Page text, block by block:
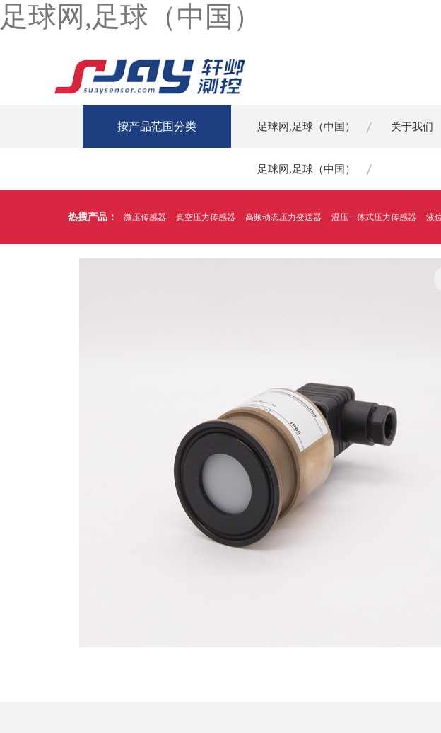
足球网,足球（中国）
按产品范围分类 足球网,足球（中国） 关于我们
足球网,足球（中国）
热搜产品： 微压传感器 真空压力传感器 高频动态压力变送器 温压一体式压力传感器 液